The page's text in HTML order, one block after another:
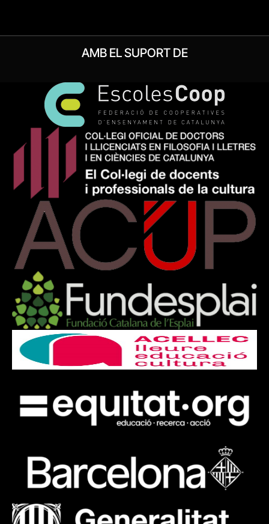
AMB EL SUPORT DE